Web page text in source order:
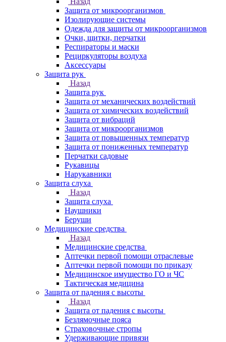
Защита от микроорганизмов
Изолирующие системы
Одежда для защиты от микроорганизмов
Очки, щитки, перчатки
Респираторы и маски
Рециркуляторы воздуха
Аксессуары
Защита рук
Назад
Защита рук
Защита от механических воздействий
Защита от химических воздействий
Защита от вибраций
Защита от микроорганизмов
Защита от повышенных температур
Защита от пониженных температур
Перчатки садовые
Рукавицы
Нарукавники
Защита слуха
Назад
Защита слуха
Наушники
Беруши
Медицинские средства
Назад
Медицинские средства
Аптечки первой помощи отраслевые
Аптечки первой помощи по приказу
Медицинское имущество ГО и ЧС
Тактическая медицина
Защита от падения с высоты
Назад
Защита от падения с высоты
Безлямочные пояса
Страховочные стропы
Удерживающие привязи